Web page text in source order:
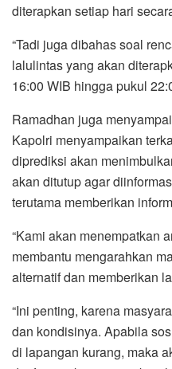
diterapkan setiap hari
“Tadi juga dibahas soal
lalulintas yang akan
16:00 WIB hingga pukul
Ramadhan juga
Kapolri menyampaikan
diprediksi akan
akan ditutup agar
terutama memberikan
“Kami akan menempatkan
membantu mengarahkan
alternatif dan memberikan
“Ini penting, karena
dan kondisinya. Apabila
di lapangan kurang, maka